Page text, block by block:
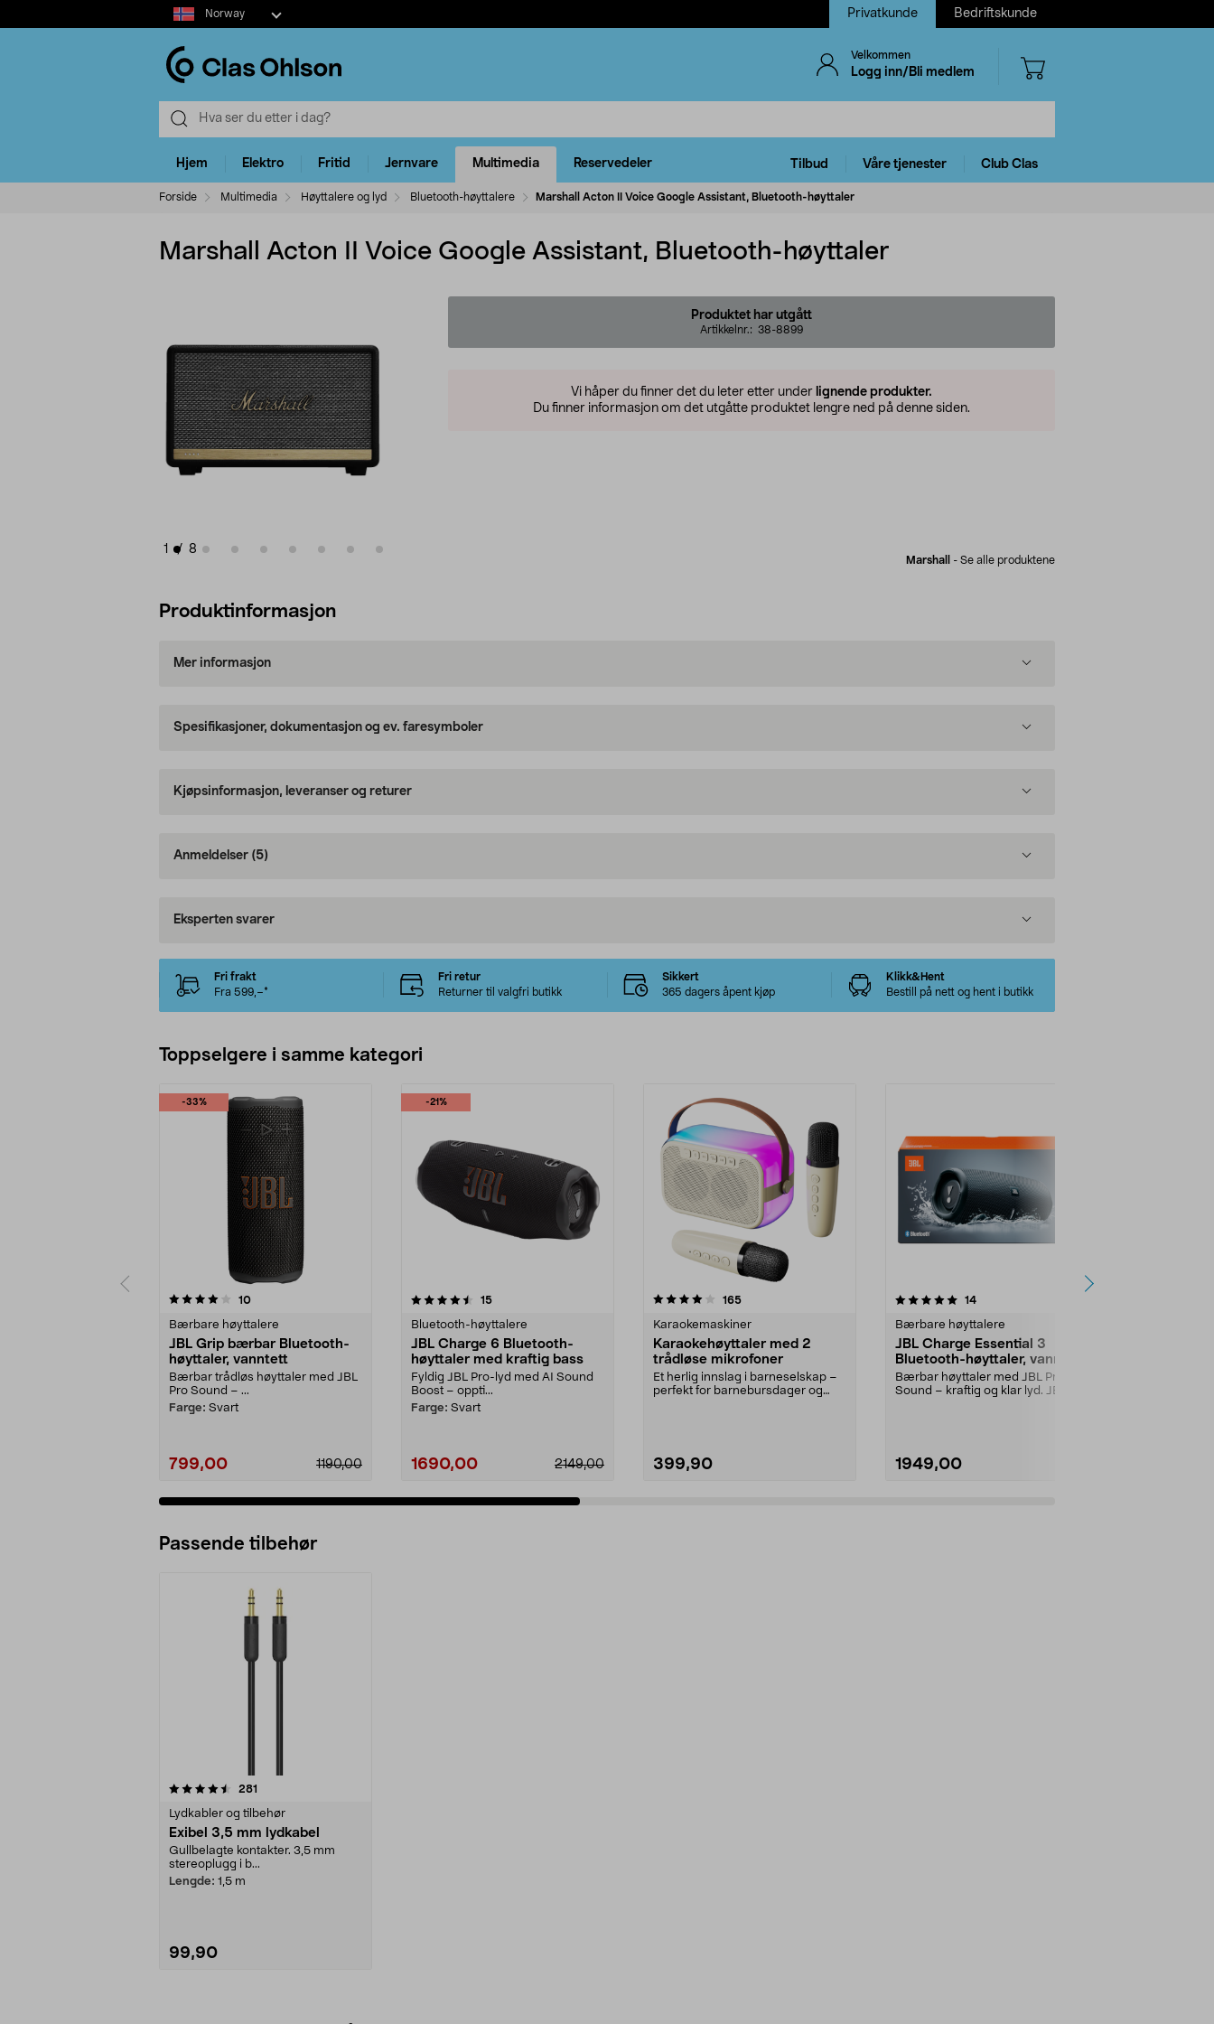
Select
market
Norway Privatkunde Bedriftskunde
Velkommen
Logg inn/Bli medlem
Hjem Elektro Fritid Jernvare Multimedia Reservedeler Tilbud Våre tjenester Club Clas
Forside Multimedia Høyttalere og lyd Bluetooth-høyttalere Marshall Acton II Voice Google Assistant, Bluetooth-høyttaler
Marshall Acton II Voice Google Assistant, Bluetooth-høyttaler
1 / 8
Produktet har utgått
Artikkelnr.: 38-8899
Vi håper du finner det du leter etter under lignende produkter.
Du finner informasjon om det utgåtte produktet lengre ned på denne siden.
Marshall - Se alle produktene
Produktinformasjon
Mer informasjon
Spesifikasjoner, dokumentasjon og ev. faresymboler
Kjøpsinformasjon, leveranser og returer
Anmeldelser (5)
Eksperten svarer
Fri frakt
Fra 599,–*
Fri retur
Returner til valgfri butikk
Sikkert
365 dagers åpent kjøp
Klikk&Hent
Bestill på nett og hent i butikk
Toppselgere i samme kategori
-33%
10anmeldelser
Bærbare høyttalere
JBL Grip bærbar Bluetooth-
høyttaler, vanntett
Bærbar trådløs høyttaler med JBL
Pro Sound – ...
Farge: Svart
799,00 1190,00
-21%
4.5 av 5 stjerner 15anmeldelser
Bluetooth-høyttalere
JBL Charge 6 Bluetooth-
høyttaler med kraftig bass
Fyldig JBL Pro-lyd med AI Sound
Boost – oppti...
Farge: Svart
1690,00 2149,00
4.0 av 5 stjerner 165anmeldelser
Karaokemaskiner
Karaokehøyttaler med 2
trådløse mikrofoner
Et herlig innslag i barneselskap –
perfekt for barnebursdager og
399,90
5.0 av 5 stjerner 14anmeldelser
Bærbare høyttalere
JBL Charge Essential 3
Bluetooth-høyttaler, vanntett
Bærbar høyttaler med JBL Pro
Sound – kraftig og klar lyd. JBL
1949,00
4.5 av 5 stjerner
Passende tilbehør
281
Lydkabler og tilbehør
Exibel 3,5 mm lydkabel
Gullbelagte kontakter. 3,5 mm
stereoplugg i b...
Lengde: 1,5 m
99,90